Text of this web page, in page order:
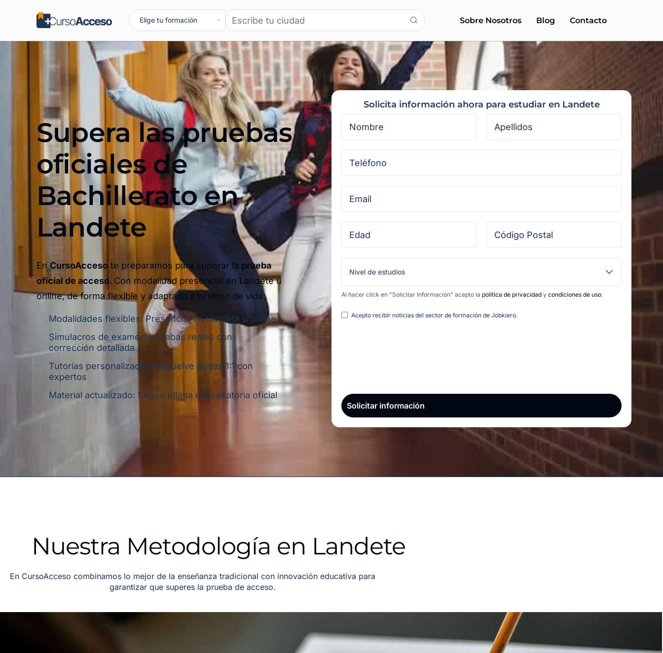
Sobre Nosotros Blog Contacto
Supera las pruebas
oficiales de
Bachillerato en
Landete
En CursoAcceso te preparamos para superar la prueba
oficial de acceso. Con modalidad presencial en Landete u
online,de forma flexible y adaptado a tu ritmo de vida.
Modalidades flexibles: Presencial en Landete u online
Simulacros de examen: pruebas reales con
corrección detallada.
Tutorías personalizadas: Resuelve dudas 1:1 con
expertos
Material actualizado: Según última convocatoria oficial
Solicita información ahora para estudiar en Landete
Al hacer click en "Solicitar Información" acepto la política de privacidad y condiciones de uso.
Acepto recibir noticias del sector de formación de Jobkiero.
Nuestra Metodología en Landete
En CursoAcceso combinamos lo mejor de la enseñanza tradicional con innovación educativa para
garantizar que superes la prueba de acceso.